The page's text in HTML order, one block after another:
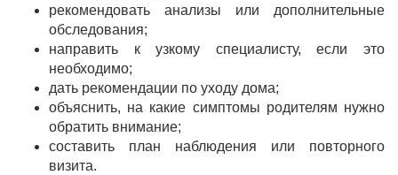
рекомендовать анализы или дополнительные
обследования;
направить к узкому специалисту, если это
необходимо;
дать рекомендации по уходу дома;
объяснить, на какие симптомы родителям нужно
обратить внимание;
составить план наблюдения или повторного
визита.